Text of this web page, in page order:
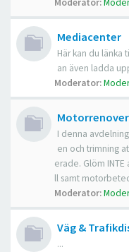
Moderator:
Mediacenter
Här kan du länka
an även ladda
Moderator:
I denna
en och trimning
erade. Glöm
ll samt
Moderator:
Väg &
...